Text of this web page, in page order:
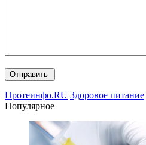
Протеинфо.RU Здоровое питание
Популярное